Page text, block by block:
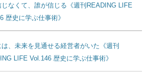
なくて、誰が信じる《週刊READING LIFE
歴史に学ぶ仕事術》
は、未来を見通せる経営者がいた《週刊
LIFE Vol.146 歴史に学ぶ仕事術》